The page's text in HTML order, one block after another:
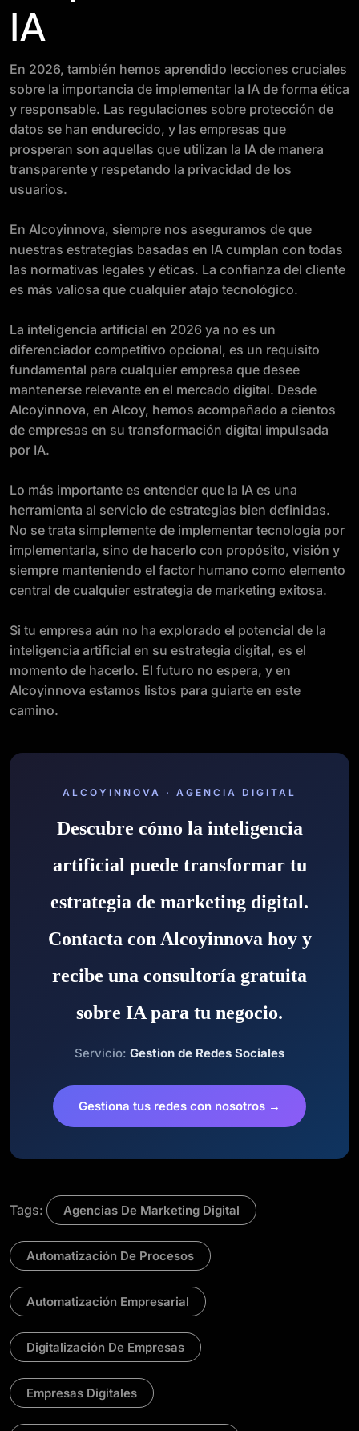
IA
En 2026, también hemos aprendido lecciones cruciales
sobre la importancia de implementar la IA de forma ética
y responsable. Las regulaciones sobre protección de
datos se han endurecido, y las empresas que
prosperan son aquellas que utilizan la IA de manera
transparente y respetando la privacidad de los
usuarios.
En Alcoyinnova, siempre nos aseguramos de que
nuestras estrategias basadas en IA cumplan con todas
las normativas legales y éticas. La confianza del cliente
es más valiosa que cualquier atajo tecnológico.
La inteligencia artificial en 2026 ya no es un
diferenciador competitivo opcional, es un requisito
fundamental para cualquier empresa que desee
mantenerse relevante en el mercado digital. Desde
Alcoyinnova, en Alcoy, hemos acompañado a cientos
de empresas en su transformación digital impulsada
por IA.
Lo más importante es entender que la IA es una
herramienta al servicio de estrategias bien definidas.
No se trata simplemente de implementar tecnología por
implementarla, sino de hacerlo con propósito, visión y
siempre manteniendo el factor humano como elemento
central de cualquier estrategia de marketing exitosa.
Si tu empresa aún no ha explorado el potencial de la
inteligencia artificial en su estrategia digital, es el
momento de hacerlo. El futuro no espera, y en
Alcoyinnova estamos listos para guiarte en este
camino.
ALCOYINNOVA · AGENCIA DIGITAL
Descubre cómo la inteligencia
artificial puede transformar tu
estrategia de marketing digital.
Contacta con Alcoyinnova hoy y
recibe una consultoría gratuita
sobre IA para tu negocio.
Servicio: Gestion de Redes Sociales
Gestiona tus redes con nosotros →
Tags: Agencias De Marketing Digital
Automatización De Procesos
Automatización Empresarial
Digitalización De Empresas
Empresas Digitales